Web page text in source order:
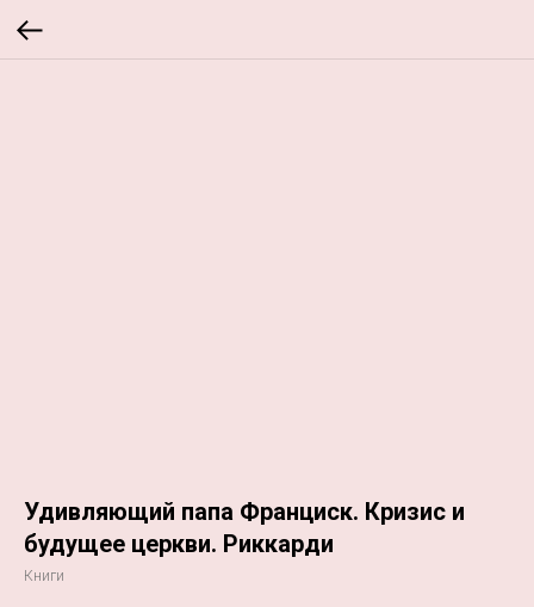
Удивляющий папа Франциск. Кризис и
будущее церкви. Риккарди
Книги